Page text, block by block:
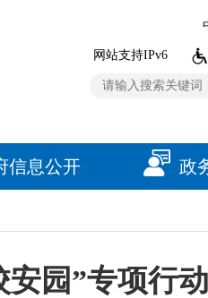
网站支持IPv6
信息公开 政
园”专项行